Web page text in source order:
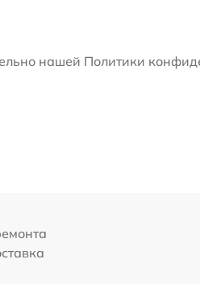
нашей Политики